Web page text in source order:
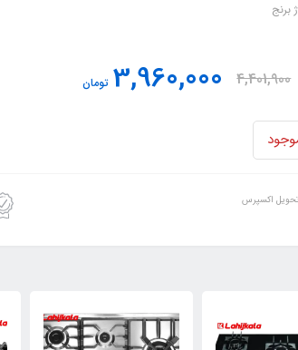
برنج
4,401,900
3,960,000 تومان
اکسپرس